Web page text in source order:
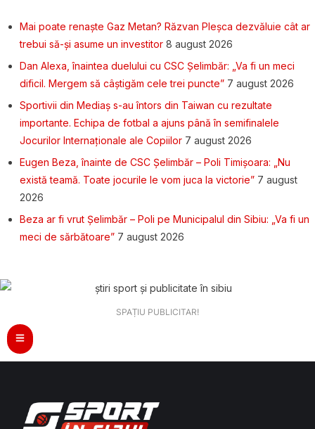
Mai poate renaște Gaz Metan? Răzvan Pleșca dezvăluie cât ar
trebui să-și asume un investitor 8 august 2026
Dan Alexa, înaintea duelului cu CSC Șelimbăr: „Va fi un meci
dificil. Mergem să câștigăm cele trei puncte” 7 august 2026
Sportivii din Mediaș s-au întors din Taiwan cu rezultate
importante. Echipa de fotbal a ajuns până în semifinalele
Jocurilor Internaționale ale Copiilor 7 august 2026
Eugen Beza, înainte de CSC Șelimbăr – Poli Timișoara: „Nu
există teamă. Toate jocurile le vom juca la victorie” 7 august
2026
Beza ar fi vrut Șelimbăr – Poli pe Municipalul din Sibiu: „Va fi un
meci de sărbătoare” 7 august 2026
SPAȚIU PUBLICITAR!